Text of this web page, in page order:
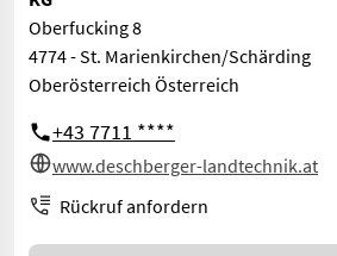
Oberfucking 8
4774 - St. Marienkirchen/Schärding
Oberösterreich Österreich
+43 7711 ****
www.deschberger-landtechnik.at
Rückruf anfordern